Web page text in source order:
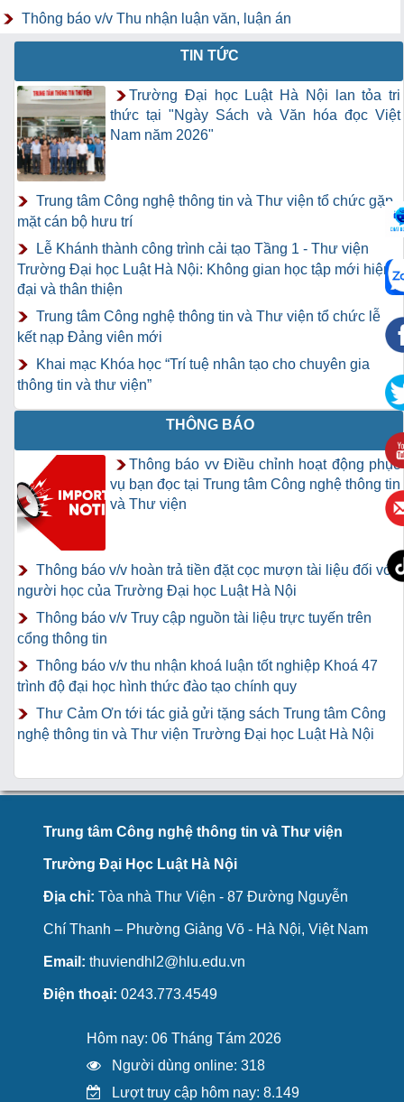
Thông báo v/v Thu nhận luận văn, luận án
TIN TỨC
Trường Đại học Luật Hà Nội lan tỏa tri
thức tại "Ngày Sách và Văn hóa đọc Việt
Nam năm 2026"
Trung tâm Công nghệ thông tin và Thư viện tổ chức gặp
mặt cán bộ hưu trí
Lễ Khánh thành công trình cải tạo Tầng 1 - Thư viện
Trường Đại học Luật Hà Nội: Không gian học tập mới hiện
đại và thân thiện
Trung tâm Công nghệ thông tin và Thư viện tổ chức lễ
kết nạp Đảng viên mới
Khai mạc Khóa học “Trí tuệ nhân tạo cho chuyên gia
thông tin và thư viện”
THÔNG BÁO
Thông báo vv Điều chỉnh hoạt động phục
vụ bạn đọc tại Trung tâm Công nghệ thông tin
và Thư viện
Thông báo v/v hoàn trả tiền đặt cọc mượn tài liệu đối với
người học của Trường Đại học Luật Hà Nội
Thông báo v/v Truy cập nguồn tài liệu trực tuyến trên
cổng thông tin
Thông báo v/v thu nhận khoá luận tốt nghiệp Khoá 47
trình độ đại học hình thức đào tạo chính quy
Thư Cảm Ơn tới tác giả gửi tặng sách Trung tâm Công
nghệ thông tin và Thư viện Trường Đại học Luật Hà Nội
Trung tâm Công nghệ thông tin và Thư viện
Trường Đại Học Luật Hà Nội
Địa chỉ: Tòa nhà Thư Viện - 87 Đường Nguyễn
Chí Thanh – Phường Giảng Võ - Hà Nội, Việt Nam
Email: thuviendhl2@hlu.edu.vn
Điện thoại: 0243.773.4549
Hôm nay: 06 Tháng Tám 2026
Người dùng online: 318
Lượt truy cập hôm nay: 8.149